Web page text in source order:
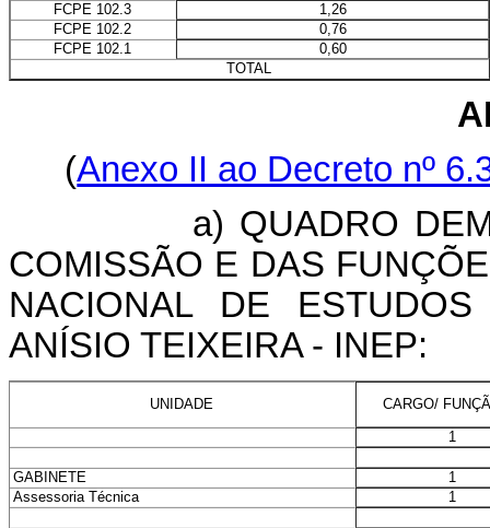
FCPE 102.3
1,26
FCPE 102.2
0,76
FCPE 102.1
0,60
TOTAL
(Anexo II ao Decreto nº
a) QUADRO
COMISSÃO E DAS
NACIONAL DE
ANÍSIO TEIXEIRA - INEP:
UNIDADE
CARGO/
1
GABINETE
1
Assessoria Técnica
1